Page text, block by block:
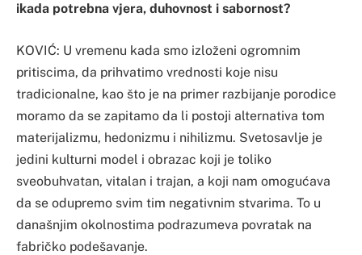
ikada potrebna vjera, duhovnost i sabornost?
KOVIĆ: U vremenu kada smo izloženi ogromnim
pritiscima, da prihvatimo vrednosti koje nisu
tradicionalne, kao što je na primer razbijanje porodice
moramo da se zapitamo da li postoji alternativa tom
materijalizmu, hedonizmu i nihilizmu. Svetosavlje je
jedini kulturni model i obrazac koji je toliko
sveobuhvatan, vitalan i trajan, a koji nam omogućava
da se odupremo svim tim negativnim stvarima. To u
današnjim okolnostima podrazumeva povratak na
fabričko podešavanje.